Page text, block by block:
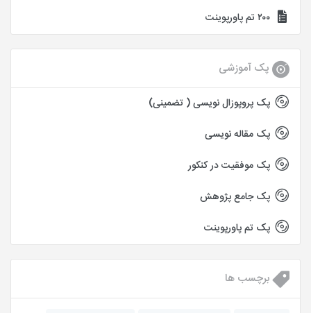
۲۰۰ تم پاورپوینت
پک آموزشی
پک پروپوزال نویسی ( تضمینی)
پک مقاله نویسی
پک موفقیت در کنکور
پک جامع پژوهش
پک تم پاورپوینت
برچسب ها